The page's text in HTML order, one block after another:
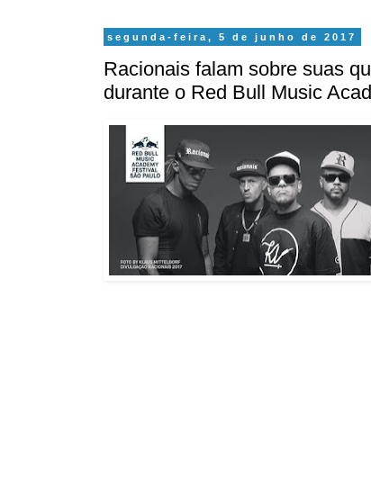
segunda-feira, 5 de junho de 2017
Racionais falam sobre suas
durante o Red Bull Music